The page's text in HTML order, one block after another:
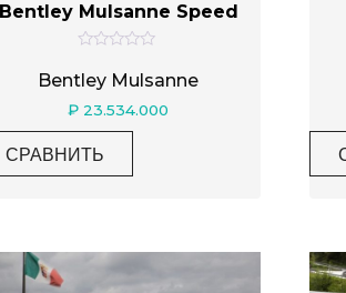
Bentley Mulsanne Speed
ц
е
н
к
а
0
и
з
Bentley Mulsanne
₽ 23.534.000
СРАВНИТЬ